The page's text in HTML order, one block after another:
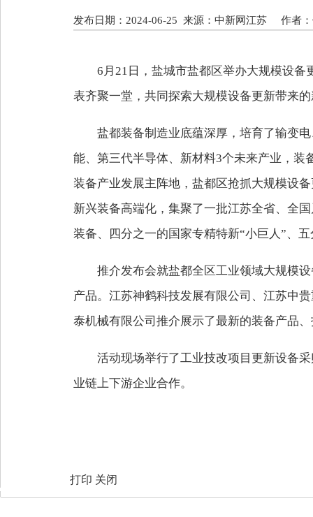
发布日期：2024-06-25 来源：中新网江苏 作者
6月21日，盐城市盐都区举办大规模设
表齐聚一堂，共同探索大规模设备更新带来
盐都装备制造业底蕴深厚，培育了输变
能、第三代半导体、新材料3个未来产业，装
装备产业发展主阵地，盐都区抢抓大规模设
新兴装备高端化，集聚了一批江苏全省、全
装备、四分之一的国家专精特新“小巨人”、
推介发布会就盐都全区工业领域大规模
产品。江苏神鹤科技发展有限公司、江苏中
泰机械有限公司推介展示了最新的装备产品
活动现场举行了工业技改项目更新设备
业链上下游企业合作。
打印 关闭